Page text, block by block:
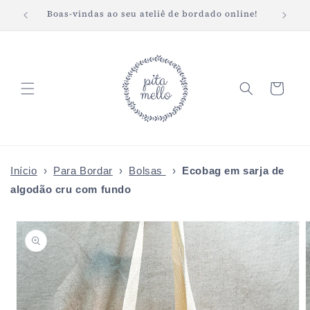
para oBoas-vindas ao seu ateliê de bordado online!
Carrinho
Início › Para Bordar › Bolsas › Ecobag em sarja de
algodão cru com fundo
as
informações
do produto